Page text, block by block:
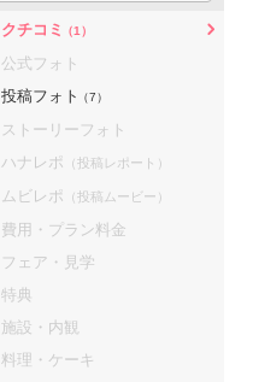
クチコミ （1）
公式フォト
投稿フォト （7）
ストーリーフォト
ハナレポ （投稿レポート）
ムビレポ （投稿ムービー）
費用・プラン料金
フェア・見学
特典
施設・内観
料理・ケーキ